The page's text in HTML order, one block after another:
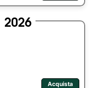
2026
Acquista